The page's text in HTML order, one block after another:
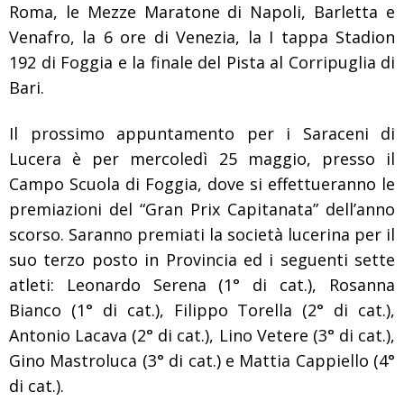
Roma, le Mezze Maratone di Napoli, Barletta e
Venafro, la 6 ore di Venezia, la I tappa Stadion
192 di Foggia e la finale del Pista al Corripuglia di
Bari.
Il prossimo appuntamento per i Saraceni di
Lucera è per mercoledì 25 maggio, presso il
Campo Scuola di Foggia, dove si effettueranno le
premiazioni del “Gran Prix Capitanata” dell’anno
scorso. Saranno premiati la società lucerina per il
suo terzo posto in Provincia ed i seguenti sette
atleti: Leonardo Serena (1° di cat.), Rosanna
Bianco (1° di cat.), Filippo Torella (2° di cat.),
Antonio Lacava (2° di cat.), Lino Vetere (3° di cat.),
Gino Mastroluca (3° di cat.) e Mattia Cappiello (4°
di cat.).